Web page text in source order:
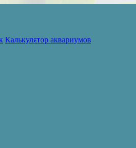
Калькулятор аквариумов